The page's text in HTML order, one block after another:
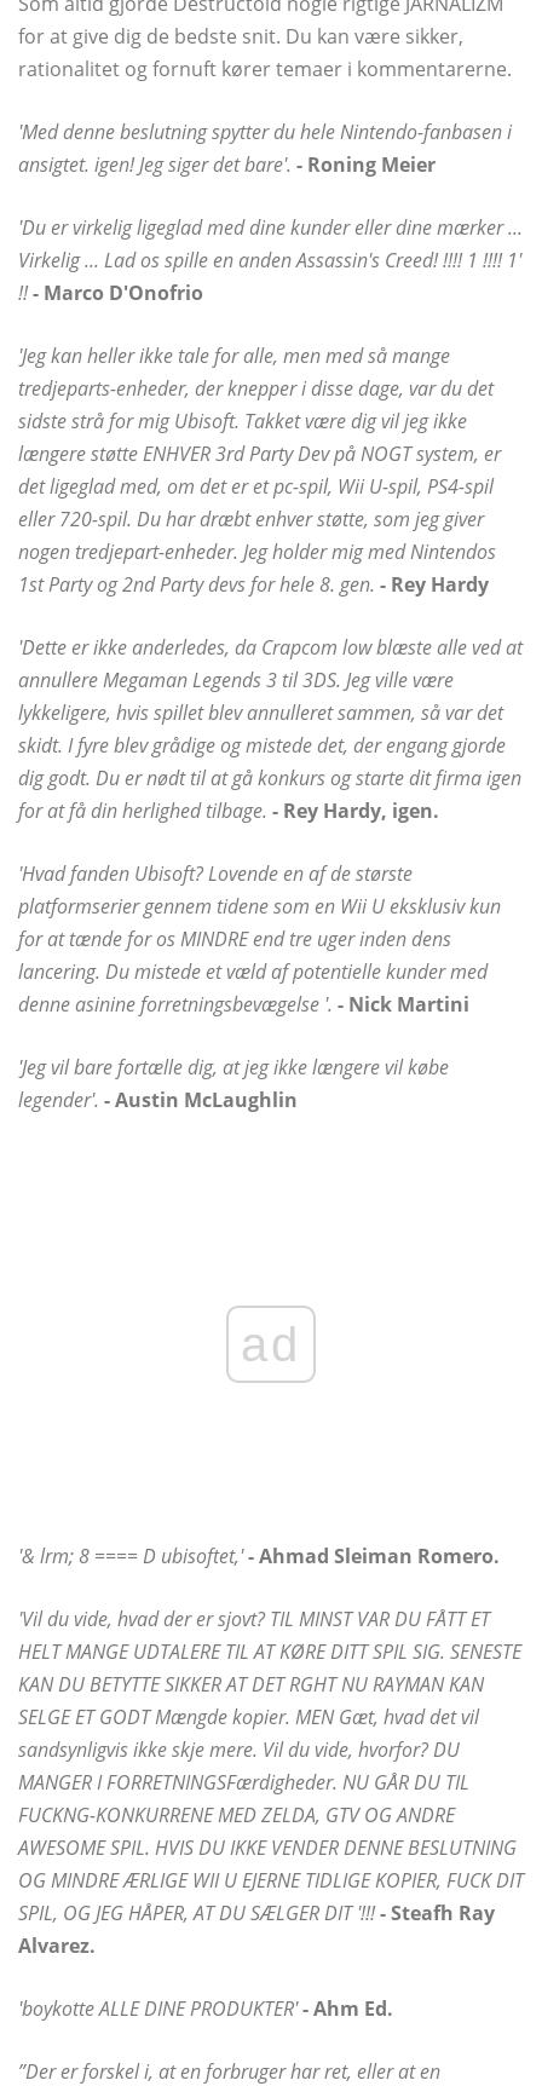
for at give dig de bedste snit. Du kan være sikker,
rationalitet og fornuft kører temaer i kommentarerne.
'Med denne beslutning spytter du hele Nintendo-fanbasen i
ansigtet. igen! Jeg siger det bare'. - Roning Meier
'Du er virkelig ligeglad med dine kunder eller dine mærker ...
Virkelig ... Lad os spille en anden Assassin's Creed! !!!! 1 !!!! 1'
!!- Marco D'Onofrio
'Jeg kan heller ikke tale for alle, men med så mange
tredjeparts-enheder, der knepper i disse dage, var du det
sidste strå for mig Ubisoft. Takket være dig vil jeg ikke
længere støtte ENHVER 3rd Party Dev på NOGT system, er
det ligeglad med, om det er et pc-spil, Wii U-spil, PS4-spil
eller 720-spil. Du har dræbt enhver støtte, som jeg giver
nogen tredjepart-enheder. Jeg holder mig med Nintendos
1st Party og 2nd Party devs for hele 8. gen. - Rey Hardy
'Dette er ikke anderledes, da Crapcom low blæste alle ved at
annullere Megaman Legends 3 til 3DS. Jeg ville være
lykkeligere, hvis spillet blev annulleret sammen, så var det
skidt. I fyre blev grådige og mistede det, der engang gjorde
dig godt. Du er nødt til at gå konkurs og starte dit firma igen
for at få din herlighed tilbage. - Rey Hardy, igen.
'Hvad fanden Ubisoft? Lovende en af ​​de største
platformserier gennem tidene som en Wii U eksklusiv kun
for at tænde for os MINDRE end tre uger inden dens
lancering. Du mistede et væld af potentielle kunder med
denne asinine forretningsbevægelse '. - Nick Martini
'Jeg vil bare fortælle dig, at jeg ikke længere vil købe
legender'. - Austin McLaughlin
ad
'& lrm; 8 ==== D ubisoftet,'- Ahmad Sleiman Romero.
'Vil du vide, hvad der er sjovt? TIL MINST VAR DU FÅTT ET
HELT MANGE UDTALERE TIL AT KØRE DITT SPIL SIG. SENESTE
KAN DU BETYTTE SIKKER AT DET RGHT NU RAYMAN KAN
SELGE ET GODT Mængde kopier. MEN Gæt, hvad det vil
sandsynligvis ikke skje mere. Vil du vide, hvorfor? DU
MANGER I FORRETNINGSFærdigheder. NU GÅR DU TIL
FUCKNG-KONKURRENE MED ZELDA, GTV OG ANDRE
AWESOME SPIL. HVIS DU IKKE VENDER DENNE BESLUTNING
OG MINDRE ÆRLIGE WII U EJERNE TIDLIGE KOPIER, FUCK DIT
SPIL, OG JEG HÅPER, AT DU SÆLGER DIT '!!!- Steafh Ray
Alvarez.
'boykotte ALLE DINE PRODUKTER'- Ahm Ed.
”Der er forskel i, at en forbruger har ret, eller at en